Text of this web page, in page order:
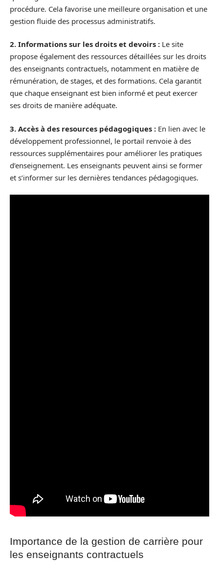
procédure. Cela favorise une meilleure organisation et une
gestion fluide des processus administratifs.
2. Informations sur les droits et devoirs : Le site
propose également des ressources détaillées sur les droits
des enseignants contractuels, notamment en matière de
rémunération, de stages, et des formations. Cela garantit
que chaque enseignant est bien informé et peut exercer
ses droits de manière adéquate.
3. Accès à des resources pédagogiques : En lien avec le
développement professionnel, le portail renvoie à des
ressources supplémentaires pour améliorer les pratiques
d’enseignement. Les enseignants peuvent ainsi se former
et s’informer sur les dernières tendances pédagogiques.
Importance de la gestion de carrière pour
les enseignants contractuels